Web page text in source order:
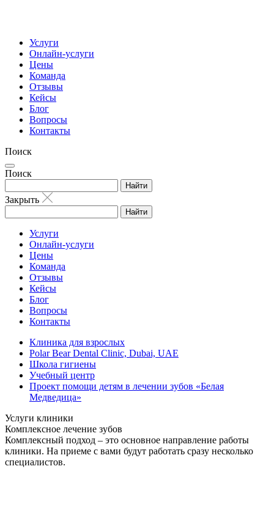
Услуги
Онлайн-услуги
Цены
Команда
Отзывы
Кейсы
Блог
Вопросы
Контакты
Поиск
Поиск
Найти
Закрыть
Найти
Услуги
Онлайн-услуги
Цены
Команда
Отзывы
Кейсы
Блог
Вопросы
Контакты
Клиника для взрослых
Polar Bear Dental Clinic, Dubai, UAE
Школа гигиены
Учебный центр
Проект помощи детям в лечении зубов «Белая
Медведица»
Услуги клиники
Комплексное лечение зубов
Комплексный подход – это основное направление работы
клиники. На приеме с вами будут работать сразу несколько
специалистов.